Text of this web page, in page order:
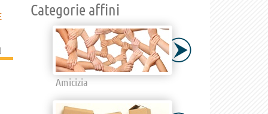
]
Categorie affini
Amicizia